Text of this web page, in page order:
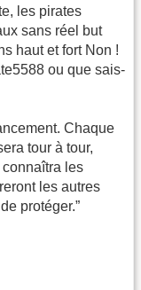
les pirates
sans réel but
haut et fort Non !
ou que sais-
Chaque
tour à tour,
les
les autres
protéger.”